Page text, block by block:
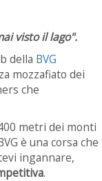
visto il lago".
della BVG
mozzafiato dei
che
metri dei monti
è una corsa che
ingannare,
.